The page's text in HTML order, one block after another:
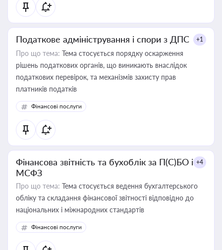
Податкове адміністрування і спори з ДПС +1
Про що тема: Тема стосується порядку оскарження
рішень податкових органів, що виникають внаслідок
податкових перевірок, та механізмів захисту прав
платників податків
Фінансові послуги
Фінансова звітність та бухоблік за П(С)БО і
МСФЗ
+4
Про що тема: Тема стосується ведення бухгалтерського
обліку та складання фінансової звітності відповідно до
національних і міжнародних стандартів
Фінансові послуги